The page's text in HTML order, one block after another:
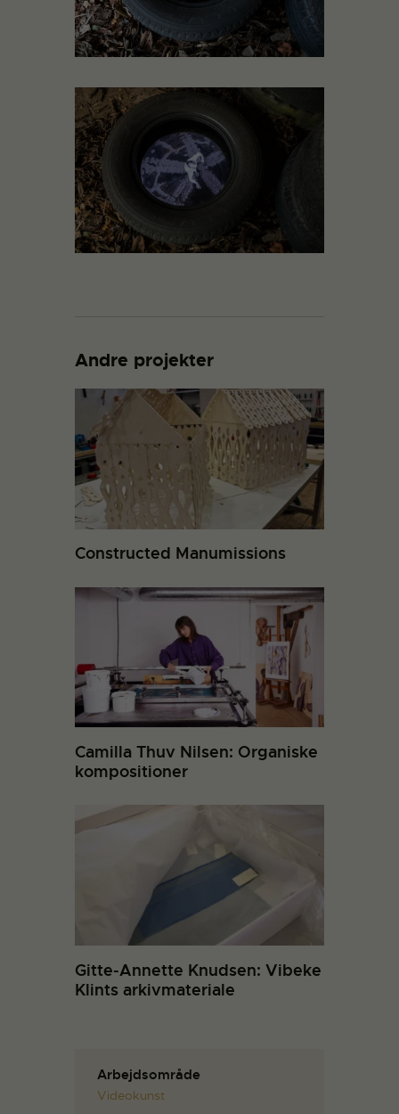
Andre projekter
Constructed Manumissions
Camilla Thuv Nilsen: Organiske
kompositioner
Gitte-Annette Knudsen: Vibeke
Klints arkivmateriale
Arbejdsområde
Videokunst